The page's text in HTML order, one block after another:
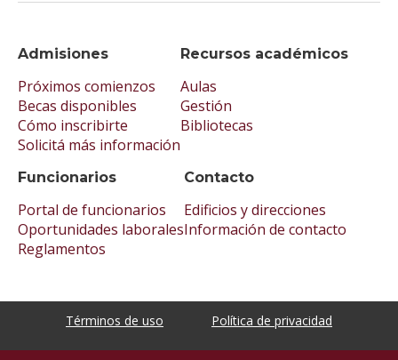
Admisiones
Próximos comienzos
Becas disponibles
Cómo inscribirte
Solicitá más información
Recursos académicos
Aulas
Gestión
Bibliotecas
Funcionarios
Portal de funcionarios
Oportunidades laborales
Reglamentos
Contacto
Edificios y direcciones
Información de contacto
Términos de uso Política de privacidad